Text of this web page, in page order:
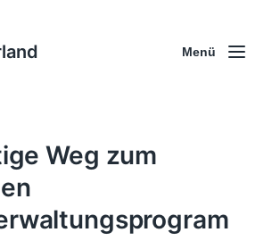
Menü
Weg zum